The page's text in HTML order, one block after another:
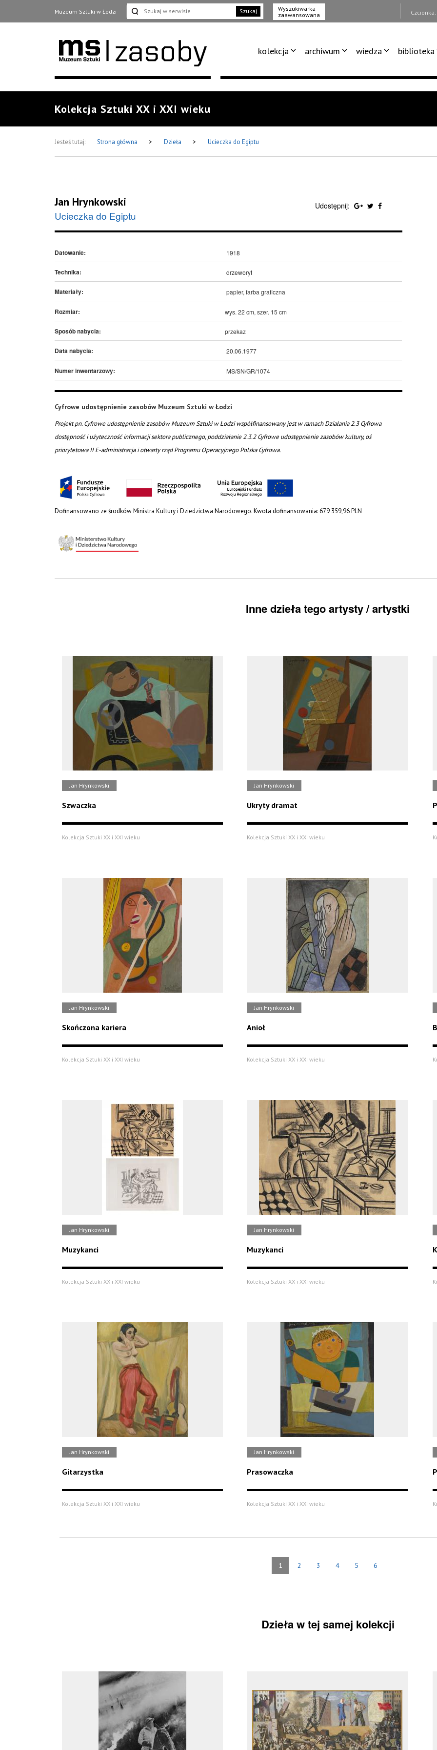
Muzeum Sztuki w Łodzi Szukaj
Wyszukiwarka
zaawansowana
Czcionka:
kolekcja archiwum wiedza biblioteka
Kolekcja Sztuki XX i XXI wieku
Jesteś tutaj: Strona główna > Dzieła > Ucieczka do Egiptu
Jan Hrynkowski
Ucieczka do Egiptu
Udostępnij:
Datowanie: 1918
Technika: drzeworyt
Materiały: papier, farba graficzna
Rozmiar: wys. 22 cm, szer. 15 cm
Sposób nabycia: przekaz
Data nabycia: 20.06.1977
Numer inwentarzowy: MS/SN/GR/1074
Cyfrowe udostępnienie zasobów Muzeum Sztuki w Łodzi
Projekt pn. Cyfrowe udostępnienie zasobów Muzeum Sztuki w Łodzi współfinansowany jest w ramach Działania 2.3 Cyfrowa
dostępność i użyteczność informacji sektora publicznego, poddziałanie 2.3.2 Cyfrowe udostępnienie zasobów kultury, oś
priorytetowa II E-administracja i otwarty rząd Programu Operacyjnego Polska Cyfrowa.
Dofinansowano ze środków Ministra Kultury i Dziedzictwa Narodowego. Kwota dofinansowania: 679 359,96 PLN
Inne dzieła tego artysty / artystki
Jan Hrynkowski
Szwaczka
Kolekcja Sztuki XX i XXI wieku
Jan Hrynkowski
Ukryty dramat
Kolekcja Sztuki XX i XXI wieku
Jan Hrynkowski
Skończona kariera
Kolekcja Sztuki XX i XXI wieku
Jan Hrynkowski
Anioł
Kolekcja Sztuki XX i XXI wieku
Jan Hrynkowski
Muzykanci
Kolekcja Sztuki XX i XXI wieku
Jan Hrynkowski
Muzykanci
Kolekcja Sztuki XX i XXI wieku
Jan Hrynkowski
Gitarzystka
Kolekcja Sztuki XX i XXI wieku
Jan Hrynkowski
Prasowaczka
Kolekcja Sztuki XX i XXI wieku
1 2 3 4 5 6
Dzieła w tej samej kolekcji